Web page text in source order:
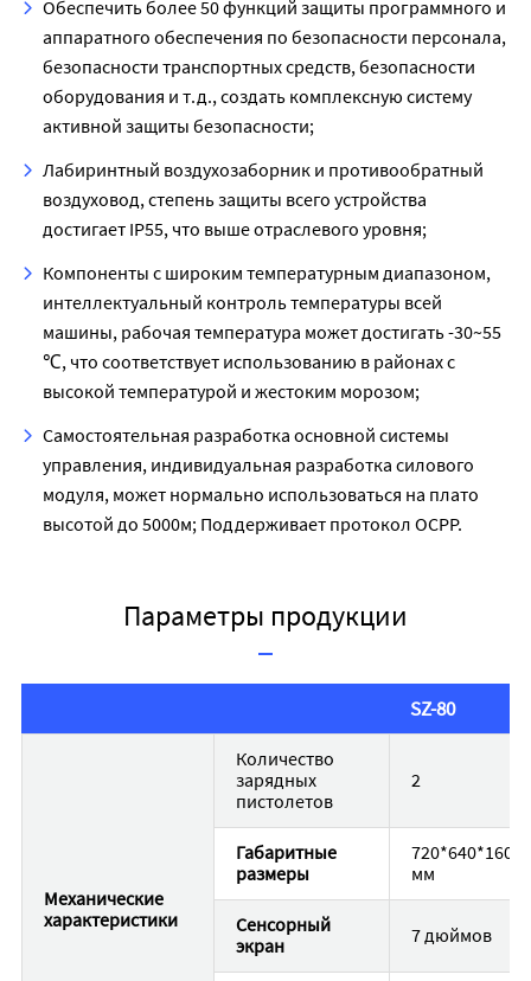
Обеспечить более 50 функций защиты программного и
аппаратного обеспечения по безопасности персонала,
безопасности транспортных средств, безопасности
оборудования и т.д., создать комплексную систему
активной защиты безопасности;
Лабиринтный воздухозаборник и противообратный
воздуховод, степень защиты всего устройства
достигает IP55, что выше отраслевого уровня;
Компоненты с широким температурным диапазоном,
интеллектуальный контроль температуры всей
машины, рабочая температура может достигать -30~55
℃, что соответствует использованию в районах с
высокой температурой и жестоким морозом;
Самостоятельная разработка основной системы
управления, индивидуальная разработка силового
модуля, может нормально использоваться на плато
высотой до 5000м; Поддерживает протокол OCPP.
Параметры продукции
SZ-80
Механические
характеристики
Количество
зарядных
пистолетов
2
Габаритные
размеры
720*640*1600
мм
Сенсорный
экран
7 дюймов